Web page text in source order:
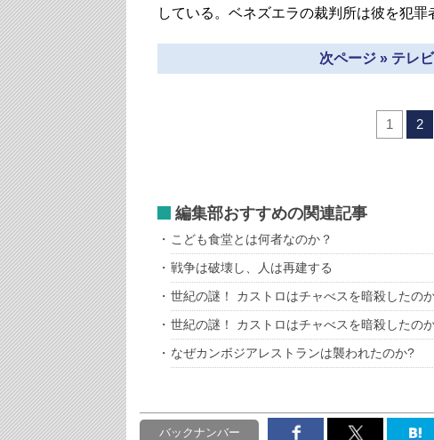
している。ベネズエラの裁判所は彼を犯
次ページ » テレ
1 2
編集部おすすめの関連記事
こども食堂とは何者なのか？
戦争は破壊し、人は再建する
世紀の謎！ カストロはチャべスを暗殺したのか
世紀の謎！ カストロはチャべスを暗殺したの
なぜカンボジアレストランは襲われたのか?
バックナンバー